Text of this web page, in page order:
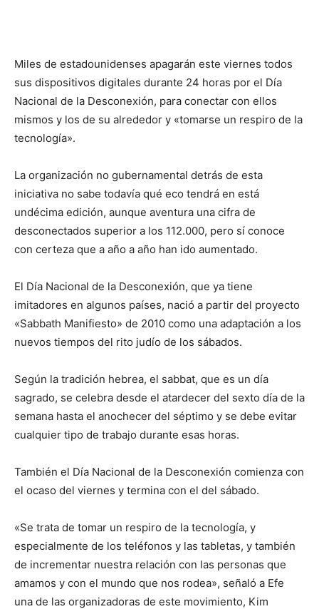
Miles de estadounidenses apagarán este viernes todos
sus dispositivos digitales durante 24 horas por el Día
Nacional de la Desconexión, para conectar con ellos
mismos y los de su alrededor y «tomarse un respiro de la
tecnología».
La organización no gubernamental detrás de esta
iniciativa no sabe todavía qué eco tendrá en está
undécima edición, aunque aventura una cifra de
desconectados superior a los 112.000, pero sí conoce
con certeza que a año a año han ido aumentado.
El Día Nacional de la Desconexión, que ya tiene
imitadores en algunos países, nació a partir del proyecto
«Sabbath Manifiesto» de 2010 como una adaptación a los
nuevos tiempos del rito judío de los sábados.
Según la tradición hebrea, el sabbat, que es un día
sagrado, se celebra desde el atardecer del sexto día de la
semana hasta el anochecer del séptimo y se debe evitar
cualquier tipo de trabajo durante esas horas.
También el Día Nacional de la Desconexión comienza con
el ocaso del viernes y termina con el del sábado.
«Se trata de tomar un respiro de la tecnología, y
especialmente de los teléfonos y las tabletas, y también
de incrementar nuestra relación con las personas que
amamos y con el mundo que nos rodea», señaló a Efe
una de las organizadoras de este movimiento, Kim